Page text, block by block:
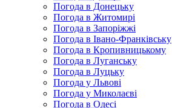
Погода в Донецьку
Погода в Житомирі
Погода в Запоріжжі
Погода в Івано-Франківську
Погода в Кропивницькому
Погода в Луганську
Погода в Луцьку
Погода у Львові
Погода у Миколаєві
Погода в Одесі